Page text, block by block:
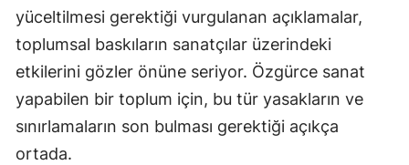
yüceltilmesi gerektiği vurgulanan açıklamalar,
toplumsal baskıların sanatçılar üzerindeki
etkilerini gözler önüne seriyor. Özgürce sanat
yapabilen bir toplum için, bu tür yasakların ve
sınırlamaların son bulması gerektiği açıkça
ortada.